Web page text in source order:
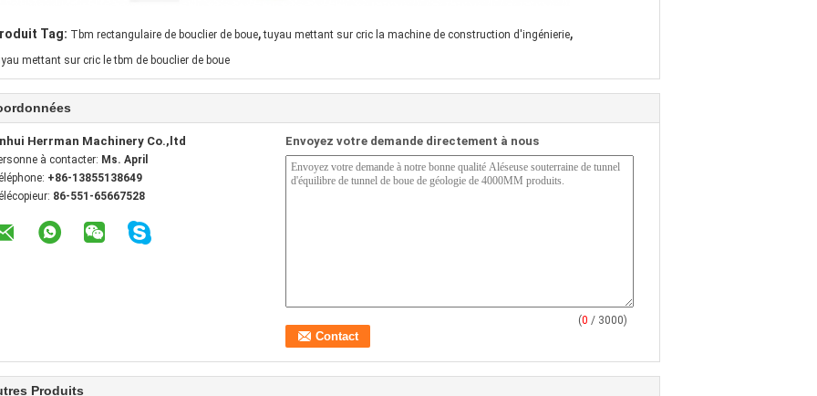
Tag: Tbm rectangulaire de bouclier de boue, tuyau mettant sur cric la machine de construction d'ingénierie,
mettant sur cric le tbm de bouclier de boue
Herrman Machinery Co.,ltd
à contacter: Ms. April
+86-13855138649
86-551-65667528
Envoyez votre demande directement à nous
(0 / 3000)
Produits